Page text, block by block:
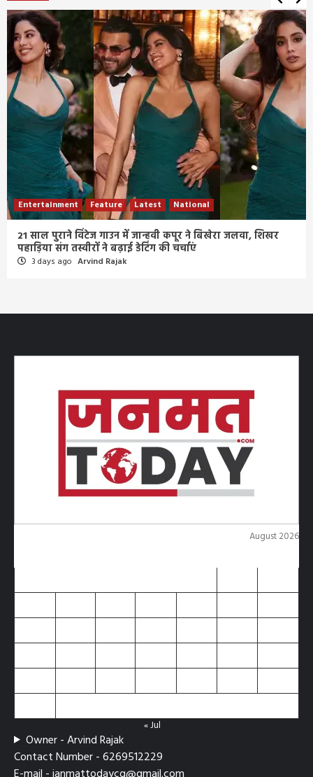
Entertainment Feature Latest National
21 साल पुराने विंटेज गाउन में जान्हवी कपूर ने बिखेरा जलवा, शिखर
पहाड़िया संग तस्वीरों ने बढ़ाई डेटिंग की चर्चाएं
3 days ago Arvind Rajak
August 2026
« Jul
Owner - Arvind Rajak
Contact Number - 6269512229